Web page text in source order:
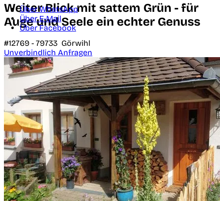
Über WhatsApp
Über E-Mail
Über Facebook
Weiter Blick mit sattem Grün - für
Auge und Seele ein echter Genuss
#12769 - 79733 Görwihl
Unverbindlich Anfragen